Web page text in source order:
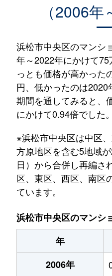
（2006年
浜松市中央区のマンシ
年～2022年にかけて
っとも価格が高かった
円、低かったのは
期間を通してみると、
にかけて0.94倍でした。
※浜松市中央区は中区
方原地区を含む5地域
日）から合併し再編さ
区、東区、西区、南区
ています。
浜松市中央区のマンシ
年
2006年